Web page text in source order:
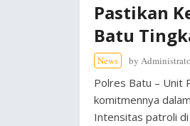
Pastikan
Batu
News by
Polres Batu – Unit
komitmennya
Intensitas patroli